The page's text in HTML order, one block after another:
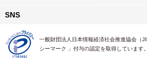
SNS
一般財団法人日本情報経済社会推進協会（
シーマーク 」付与の認定を取得しています。